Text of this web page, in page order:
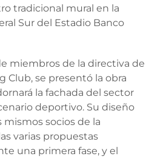
tradicional mural en la
Sur del Estadio Banco
miembros de la directiva de
Club, se presentó la obra
la fachada del sector
deportivo. Su diseño
socios de la
varias propuestas
una primera fase, y el